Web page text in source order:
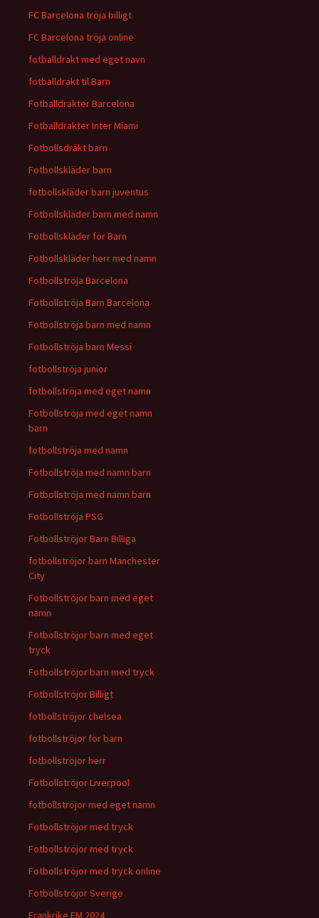
FC Barcelona tröja billigt
FC Barcelona tröja online
fotballdrakt med eget navn
fotballdrakt til Barn
Fotballdrakter Barcelona
Fotballdrakter Inter Miami
Fotbollsdräkt barn
Fotbollskläder barn
fotbollskläder barn juventus
Fotbollskläder barn med namn
Fotbollskläder för Barn
Fotbollskläder herr med namn
Fotbollströja Barcelona
Fotbollströja Barn Barcelona
Fotbollströja barn med namn
Fotbollströja barn Messi
fotbollströja junior
fotbollströja med eget namn
Fotbollströja med eget namn
barn
fotbollströja med namn
Fotbollströja med namn barn
Fotbollströja med namn barn
Fotbollströja PSG
Fotbollströjor Barn Billiga
fotbollströjor barn Manchester
City
Fotbollströjor barn med eget
namn
Fotbollströjor barn med eget
tryck
Fotbollströjor barn med tryck
Fotbollströjor Billigt
fotbollströjor chelsea
fotbollströjor för barn
fotbollströjor herr
Fotbollströjor Liverpool
fotbollströjor med eget namn
Fotbollströjor med tryck
Fotbollströjor med tryck
Fotbollströjor med tryck online
Fotbollströjor Sverige
Frankrike EM 2024